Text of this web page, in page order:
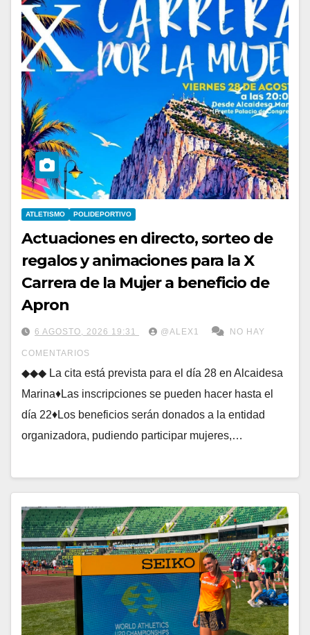
ATLETISMO POLIDEPORTIVO
Actuaciones en directo, sorteo de
regalos y animaciones para la X
Carrera de la Mujer a beneficio de
Apron
6 AGOSTO, 2026 19:31 @ALEX1 NO HAY
COMENTARIOS
◆◆◆ La cita está prevista para el día 28 en Alcaidesa
Marina♦Las inscripciones se pueden hacer hasta el
día 22♦Los beneficios serán donados a la entidad
organizadora, pudiendo participar mujeres,…